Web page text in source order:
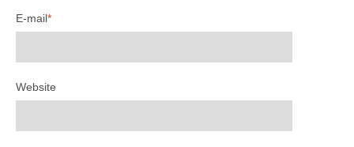
E-mail*
Website